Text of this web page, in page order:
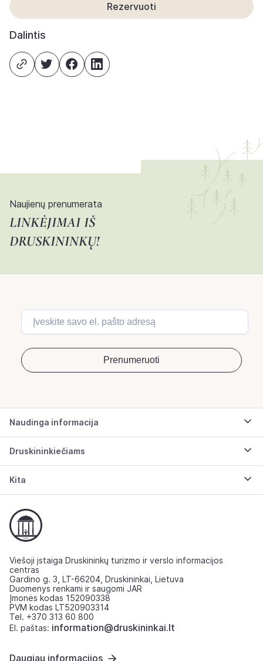
Rezervuoti
Dalintis
Naujienų prenumerata
LINKĖJIMAI IŠ
DRUSKININKŲ!
Naudinga informacija
Druskininkiečiams
Kita
Viešoji įstaiga Druskininkų turizmo ir verslo informacijos
centras
Gardino g. 3, LT-66204, Druskininkai, Lietuva
Duomenys renkami ir saugomi JAR
Įmonės kodas 152090338
PVM kodas LT520903314
Tel. +370 313 60 800
El. paštas: information@druskininkai.lt
Daugiau informacijos